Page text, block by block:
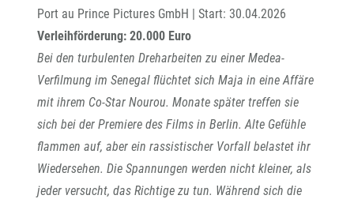
Port au Prince Pictures GmbH | Start: 30.04.2026
Verleihförderung: 20.000 Euro
Bei den turbulenten Dreharbeiten zu einer Medea-
Verfilmung im Senegal flüchtet sich Maja in eine Affäre
mit ihrem Co-Star Nourou. Monate später treffen sie
sich bei der Premiere des Films in Berlin. Alte Gefühle
flammen auf, aber ein rassistischer Vorfall belastet ihr
Wiedersehen. Die Spannungen werden nicht kleiner, als
jeder versucht, das Richtige zu tun. Während sich die